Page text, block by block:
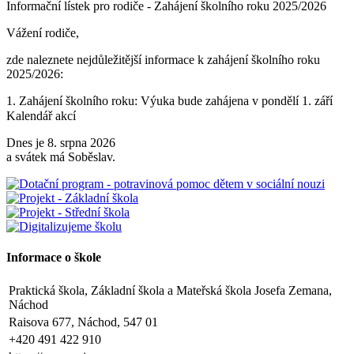
Informační lístek pro rodiče - Zahájení školního roku 2025/2026
Vážení rodiče,
zde naleznete nejdůležitější informace k zahájení školního roku
2025/2026:
1. Zahájení školního roku: Výuka bude zahájena v pondělí 1. září
2025. Tento den končí po 1. vyučovací hodině. Provoz školní
2. Výuka: Od úterý 2. září 2025 bude probíhat výuka denně od 8:00
3. Dohled: Od 11:25 do 12:30 bude zajištěn dohled nad žáky, kteří
půjdou na oběd nebo jsou přihlášeni do školní družiny.
hodin (pro žáky se schválenou přihláškou do ŠD).
projektu zapojeni, předloží škole platné potvrzení z Úřadu práce o
pobírání dávek hmotné nouze. Tito zákonní zástupci budou dne 2.
září 2025 kontaktováni vedením školy s podrobnějšími informacemi.
Kalendář akcí
Dnes je 8. srpna 2026
a svátek má Soběslav.
Informace o škole
Praktická škola, Základní škola a Mateřská škola Josefa Zemana,
Náchod
Raisova 677, Náchod, 547 01
+420 491 422 910